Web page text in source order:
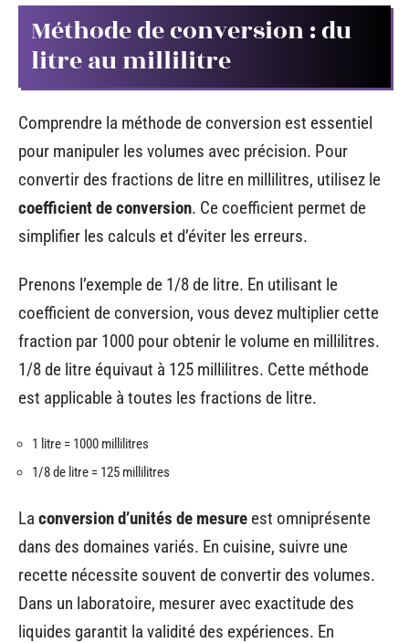
Méthode de conversion : du
litre au millilitre
Comprendre la méthode de conversion est essentiel
pour manipuler les volumes avec précision. Pour
convertir des fractions de litre en millilitres, utilisez le
coefficient de conversion. Ce coefficient permet de
simplifier les calculs et d’éviter les erreurs.
Prenons l’exemple de 1/8 de litre. En utilisant le
coefficient de conversion, vous devez multiplier cette
fraction par 1000 pour obtenir le volume en millilitres.
1/8 de litre équivaut à 125 millilitres. Cette méthode
est applicable à toutes les fractions de litre.
1 litre = 1000 millilitres
1/8 de litre = 125 millilitres
La conversion d’unités de mesure est omniprésente
dans des domaines variés. En cuisine, suivre une
recette nécessite souvent de convertir des volumes.
Dans un laboratoire, mesurer avec exactitude des
liquides garantit la validité des expériences. En